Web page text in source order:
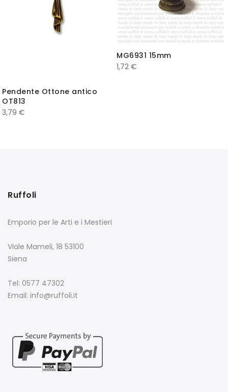
Pendente Ottone antico
OT813
3,79 €
MG6931 15mm
1,72 €
Ruffoli
Emporio per le Arti e i Mestieri
Viale Mameli, 18 53100
Siena
Tel: 0577 47302
Email: info@ruffoli.it